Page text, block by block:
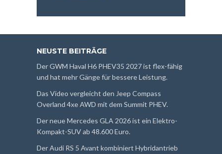
NEUSTE BEITRÄGE
Der GWM Haval H6 PHEV35 2027 ist flex-fähig
und hat mehr Gänge für bessere Leistung.
Das Video vergleicht den Jeep Compass
Overland 4xe AWD mit dem Summit PHEV.
Der neue Mercedes GLA 2026 ist ein Elektro-
Kompakt-SUV ab 48.600 Euro.
Der Audi RS 5 Avant kombiniert Hybridantrieb